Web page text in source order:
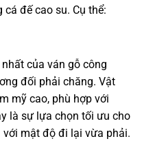
đế cao su. Cụ thể:
của ván gỗ công
đối phải chăng. Vật
mỹ cao, phù hợp với
là sự lựa chọn tối ưu cho
mật độ đi lại vừa phải.